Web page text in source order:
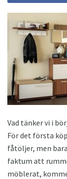
Vad tänker vi i
För det första
fåtöljer, men
faktum att
möblerat,